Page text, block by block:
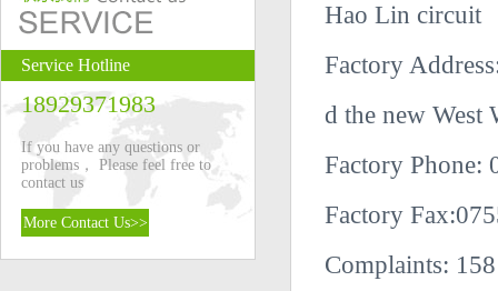
Service Hotline
18929371983
If you have any questions or
problems， Please feel free to
contact us
More Contact Us>>
Hao Lin circuit
Factory
d the new West
Factory Phone:
Factory Fax:
Complaints: